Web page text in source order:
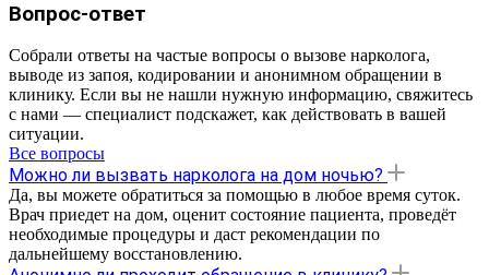
Вопрос-ответ
Собрали ответы на частые вопросы о вызове нарколога,
выводе из запоя, кодировании и анонимном обращении в
клинику. Если вы не нашли нужную информацию, свяжитесь
с нами — специалист подскажет, как действовать в вашей
ситуации.
Все вопросы
Можно ли вызвать нарколога на дом ночью?
Да, вы можете обратиться за помощью в любое время суток.
Врач приедет на дом, оценит состояние пациента, проведёт
необходимые процедуры и даст рекомендации по
дальнейшему восстановлению.